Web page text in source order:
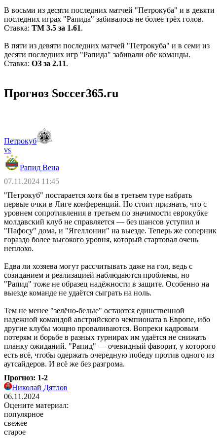
В восьми из десяти последних матчей "Петрокуба" и в девяти
последних играх "Рапида" забивалось не более трёх голов.
Ставка: ТМ 3.5 за 1.61.
В пяти из девяти последних матчей "Петрокуба" и в семи из
десяти последних игр "Рапида" забивали обе команды.
Ставка: ОЗ за 2.11.
Прогноз Soccer365.ru
Петрокуб
vs
Рапид Вена
07.11.2024 11:45
"Петрокуб" постарается хотя бы в третьем туре набрать
первые очки в Лиге конференций. Но стоит признать, что с
уровнем сопротивления в третьем по значимости еврокубке
молдавский клуб не справляется ― без шансов уступил и
"Пафосу" дома, и "Ягеллонии" на выезде. Теперь же соперник
гораздо более высокого уровня, который стартовал очень
неплохо.
Едва ли хозяева могут рассчитывать даже на гол, ведь с
созиданием и реализацией наблюдаются проблемы, но
"Рапид" тоже не образец надёжности в защите. Особенно на
выезде команде не удаётся сыграть на ноль.
Тем не менее "зелёно-белые" остаются единственной
надежной командой австрийского чемпионата в Европе, ибо
другие клубы мощно проваливаются. Вопреки кадровым
потерям и борьбе в разных турнирах им удаётся не снижать
планку ожиданий. "Рапид" ― очевидный фаворит, у которого
есть всё, чтобы одержать очередную победу против одного из
аутсайдеров. И всё же без разгрома.
Прогноз: 1-2
Николай Дятлов
06.11.2024
Оцените материал:
популярное
свежее
старое